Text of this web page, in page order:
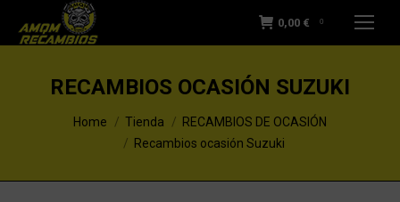
0,00 € 0
RECAMBIOS OCASIÓN SUZUKI
You are here:Home Tienda
RECAMBIOS DE OCASIÓN
Recambios ocasión Suzuki